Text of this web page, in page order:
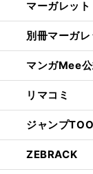
マーガレット
別冊マーガレ
マンガMee
リマコミ
ジャンプ
ZEBRACK